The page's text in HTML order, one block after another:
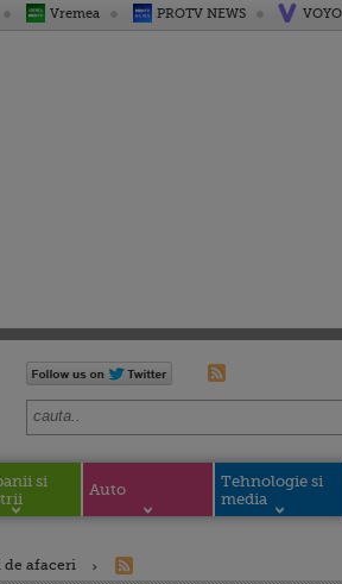
Vremea PROTV NEWS VOYO
si
Auto
Tehnologie si
media
de afaceri